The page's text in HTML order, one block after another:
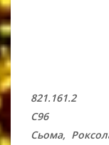
821.161.2
С96
Сьома,